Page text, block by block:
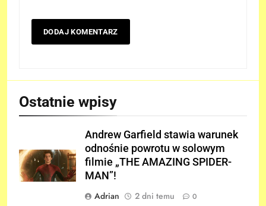
Ostatnie wpisy
Andrew Garfield stawia warunek
odnośnie powrotu w solowym
filmie „THE AMAZING SPIDER-
MAN”!
Adrian
2 dni temu 0